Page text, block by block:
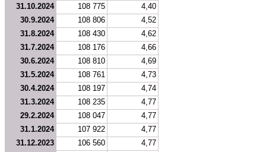
31.10.2024
108 775
4,40
30.9.2024
108 806
4,52
31.8.2024
108 430
4,62
31.7.2024
108 176
4,66
30.6.2024
108 810
4,69
31.5.2024
108 761
4,73
30.4.2024
108 197
4,74
31.3.2024
108 235
4,77
29.2.2024
108 047
4,77
31.1.2024
107 922
4,77
31.12.2023
106 560
4,77